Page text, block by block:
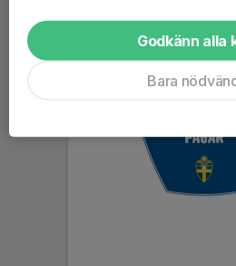
Godkänn alla
Bara